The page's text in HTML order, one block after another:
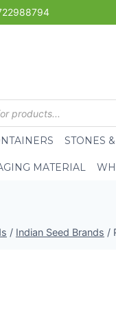
STONES
MATERIAL
/ Indian Seed Brands /